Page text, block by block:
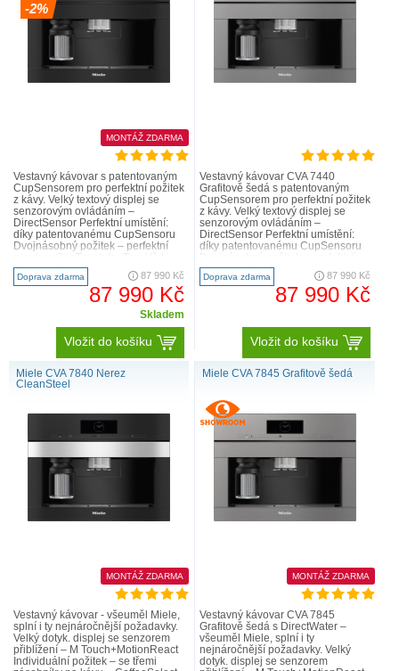
-2%
MONTÁŽ ZDARMA
Vestavný kávovar s patentovaným
CupSensorem pro perfektní požitek
z kávy. Velký textový displej se
senzorovým ovládáním –
DirectSensor Perfektní umístění:
díky patentovanému CupSensoru
Dvojnásobný požitek – perfektní
čerstvě namletá káva – Ar..
Doprava zdarma 87 990 Kč
87 990 Kč
Skladem
Vložit do košíku
Vestavný kávovar CVA 7440
Grafitově šedá s patentovaným
CupSensorem pro perfektní požitek
z kávy. Velký textový displej se
senzorovým ovládáním –
DirectSensor Perfektní umístění:
díky patentovanému CupSensoru
pro dva: OneTouch for Two Vžd..
Doprava zdarma 87 990 Kč
87 990 Kč
Vložit do košíku
Miele CVA 7840 Nerez
CleanSteel
MONTÁŽ ZDARMA
Vestavný kávovar - všeuměl Miele,
splní i ty nejnáročnější požadavky.
Velký dotyk. displej se senzorem
přiblížení – M Touch+MotionReact
Individuální požitek – se třemi
Miele CVA 7845 Grafitově šedá
MONTÁŽ ZDARMA
Vestavný kávovar CVA 7845
Grafitově šedá s DirectWater –
všeuměl Miele, splní i ty
nejnáročnější požadavky. Velký
dotyk. displej se senzorem